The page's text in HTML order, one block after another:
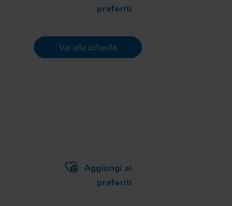
preferiti
Vai alla scheda
Aggiungi ai
preferiti